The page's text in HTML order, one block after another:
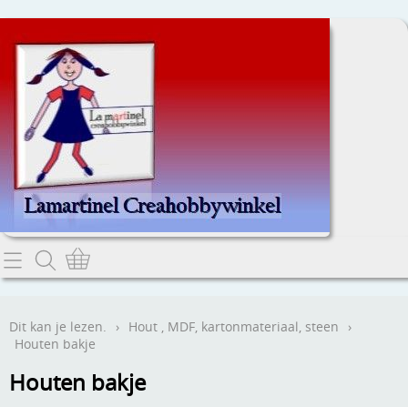
Home
Contact
Webwinkel
Dit kan je lezen. › Hout , MDF, kartonmateriaal, steen
›
Houten bakje
Houten bakje